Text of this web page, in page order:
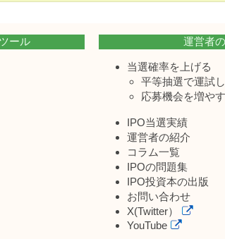
ール 運営者
当選確率を上げる
平等抽選で運試し
応募機会を増やす
IPO当選実績
運営者の紹介
コラム一覧
IPOの問題集
IPO投資本の出版
お問い合わせ
X(Twitter）
YouTube